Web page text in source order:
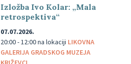
Izložba Ivo Kolar: „Mala
retrospektiva“
07.07.2026.
20:00 - 12:00na lokaciji LIKOVNA
GALERIJA GRADSKOG MUZEJA